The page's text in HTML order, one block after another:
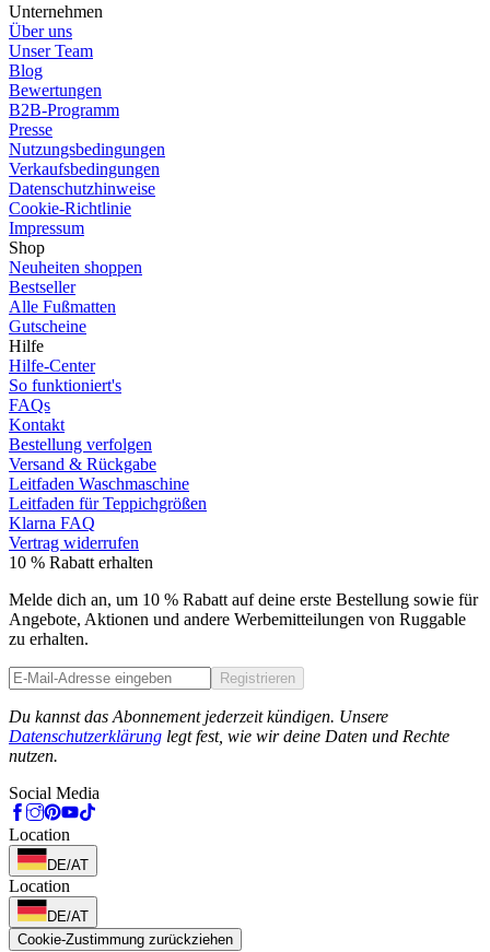
Unternehmen
Über uns
Unser Team
Blog
Bewertungen
B2B-Programm
Presse
Nutzungsbedingungen
Verkaufsbedingungen
Datenschutzhinweise
Cookie-Richtlinie
Impressum
Shop
Neuheiten shoppen
Bestseller
Alle Fußmatten
Gutscheine
Hilfe
Hilfe-Center
So funktioniert's
FAQs
Kontakt
Bestellung verfolgen
Versand & Rückgabe
Leitfaden Waschmaschine
Leitfaden für Teppichgrößen
Klarna FAQ
Vertrag widerrufen
10 % Rabatt erhalten
Melde dich an, um 10 % Rabatt auf deine erste Bestellung sowie für
Angebote, Aktionen und andere Werbemitteilungen von Ruggable
zu erhalten.
Registrieren
Du kannst das Abonnement jederzeit kündigen. Unsere
Datenschutzerklärung legt fest, wie wir deine Daten und Rechte
nutzen.
Social Media
Location
DE/AT
Location
DE/AT
Cookie-Zustimmung zurückziehen